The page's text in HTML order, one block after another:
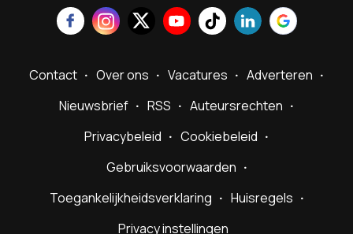
Contact Over ons Vacatures
Adverteren
Nieuwsbrief
RSS
Auteursrechten
Privacybeleid
Cookiebeleid
Gebruiksvoorwaarden
Toegankelijkheidsverklaring
Huisregels
Privacy instellingen